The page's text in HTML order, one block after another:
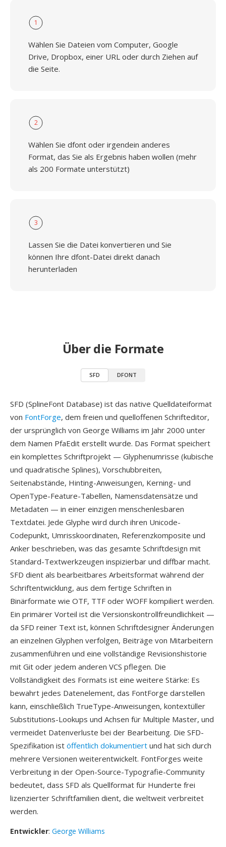
1
Wählen Sie Dateien vom Computer, Google
Drive, Dropbox, einer URL oder durch Ziehen auf
die Seite.
2
Wählen Sie dfont oder irgendein anderes
Format, das Sie als Ergebnis haben wollen (mehr
als 200 Formate unterstützt)
3
Lassen Sie die Datei konvertieren und Sie
können Ihre dfont-Datei direkt danach
herunterladen
Über die Formate
SFD DFONT
SFD (SplineFont Database) ist das native Quelldateiformat
von FontForge, dem freien und quelloffenen Schrifteditor,
der ursprünglich von George Williams im Jahr 2000 unter
dem Namen PfaEdit erstellt wurde. Das Format speichert
ein komplettes Schriftprojekt — Glyphenumrisse (kubische
und quadratische Splines), Vorschubbreiten,
Seitenabstände, Hinting-Anweisungen, Kerning- und
OpenType-Feature-Tabellen, Namensdatensätze und
Metadaten — in einer einzigen menschenlesbaren
Textdatei. Jede Glyphe wird durch ihren Unicode-
Codepunkt, Umrisskoordinaten, Referenzkomposite und
Anker beschrieben, was das gesamte Schriftdesign mit
Standard-Textwerkzeugen inspizierbar und diffbar macht.
SFD dient als bearbeitbares Arbeitsformat während der
Schriftentwicklung, aus dem fertige Schriften in
Binärformate wie OTF, TTF oder WOFF kompiliert werden.
Ein primärer Vorteil ist die Versionskontrollfreundlichkeit —
da SFD reiner Text ist, können Schriftdesigner Änderungen
an einzelnen Glyphen verfolgen, Beiträge von Mitarbeitern
zusammenführen und eine vollständige Revisionshistorie
mit Git oder jedem anderen VCS pflegen. Die
Vollständigkeit des Formats ist eine weitere Stärke: Es
bewahrt jedes Datenelement, das FontForge darstellen
kann, einschließlich TrueType-Anweisungen, kontextüller
Substitutions-Lookups und Achsen für Multiple Master, und
vermeidet Datenverluste bei der Bearbeitung. Die SFD-
Spezifikation ist öffentlich dokumentiert und hat sich durch
mehrere Versionen weiterentwickelt. FontForges weite
Verbreitung in der Open-Source-Typografie-Community
bedeutet, dass SFD als Quellformat für Hunderte frei
lizenzierter Schriftfamilien dient, die weltweit verbreitet
werden.
Entwickler: George Williams